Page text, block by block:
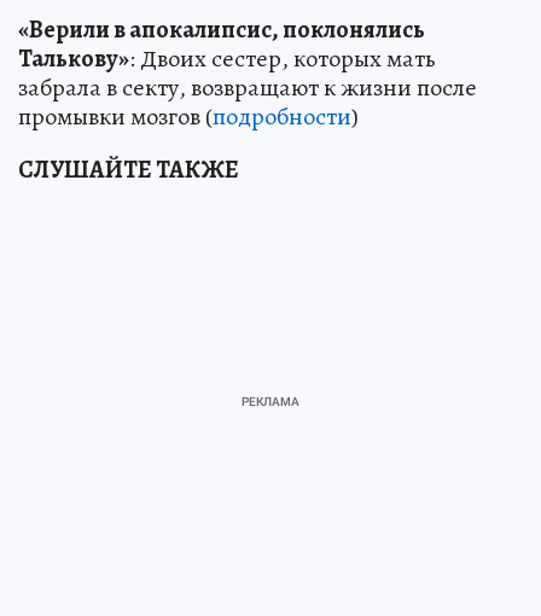
«Верили в апокалипсис, поклонялись
Талькову»: Двоих сестер, которых мать
забрала в секту, возвращают к жизни после
промывки мозгов (подробности)
СЛУШАЙТЕ ТАКЖЕ